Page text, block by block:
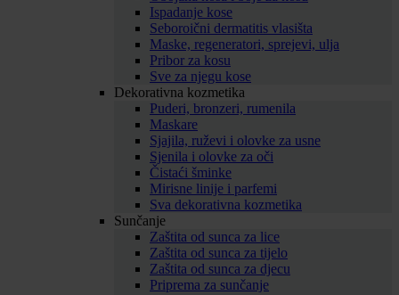
Ispadanje kose
Seboroični dermatitis vlasišta
Maske, regeneratori, sprejevi, ulja
Pribor za kosu
Sve za njegu kose
Dekorativna kozmetika
Puderi, bronzeri, rumenila
Maskare
Sjajila, ruževi i olovke za usne
Sjenila i olovke za oči
Čistaći šminke
Mirisne linije i parfemi
Sva dekorativna kozmetika
Sunčanje
Zaštita od sunca za lice
Zaštita od sunca za tijelo
Zaštita od sunca za djecu
Priprema za sunčanje